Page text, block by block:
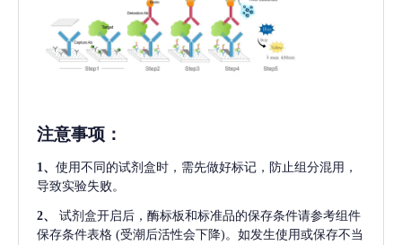
注意事项 ：
1、 使用不同的试剂盒时，需先做好标记，防止组分混用，
导致实验失败。
2、
试剂盒开启后，酶标板和标准品的保存条件请参考组件
保存条件表格 (受潮后活性会下降)。如发生使用或保存不当